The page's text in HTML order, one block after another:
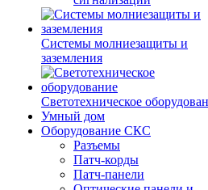
Системы молниезащиты и
заземления
Светотехническое
Умный дом
Оборудование СКС
Разъемы
Патч-корды
Патч-панели